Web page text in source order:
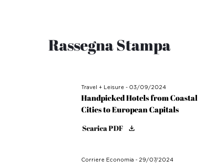
Rassegna Stampa
Travel + Leisure - 03/09/2024
Handpicked Hotels from Coastal
Cities to European Capitals
Scarica PDF
Corriere Economia - 29/07/2024